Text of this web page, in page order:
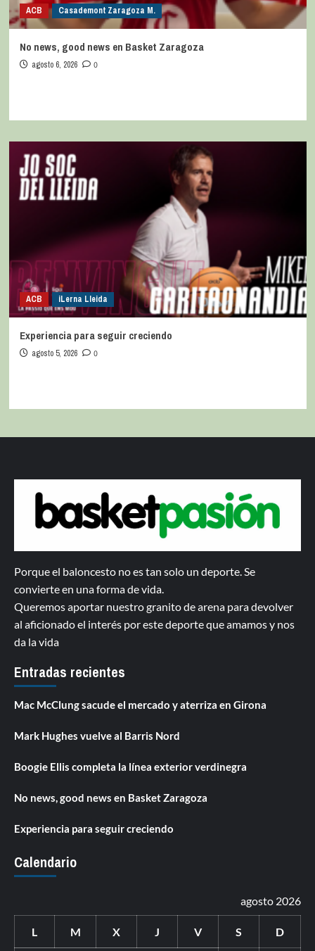
ACB Casademont Zaragoza M.
No news, good news en Basket Zaragoza
agosto 6, 2026 0
ACB iLerna Lleida
Experiencia para seguir creciendo
agosto 5, 2026 0
Porque el baloncesto no es tan solo un deporte. Se
convierte en una forma de vida.
Queremos aportar nuestro granito de arena para devolver
al aficionado el interés por este deporte que amamos y nos
da la vida
Entradas recientes
Mac McClung sacude el mercado y aterriza en Girona
Mark Hughes vuelve al Barris Nord
Boogie Ellis completa la línea exterior verdinegra
No news, good news en Basket Zaragoza
Experiencia para seguir creciendo
Calendario
agosto 2026
L M X J V S D